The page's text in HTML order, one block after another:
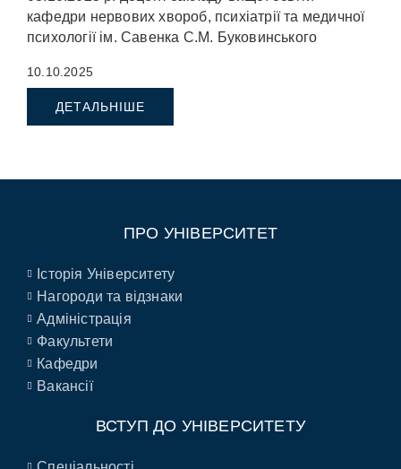
кафедри нервових хвороб, психіатрії та медичної
психології ім. Савенка С.М. Буковинського
10.10.2025
ДЕТАЛЬНІШЕ
ПРО УНІВЕРСИТЕТ
Історія Університету
Нагороди та відзнаки
Адміністрація
Факультети
Кафедри
Вакансії
ВСТУП ДО УНІВЕРСИТЕТУ